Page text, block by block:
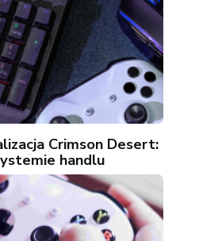
Crimson Desert:
handlu